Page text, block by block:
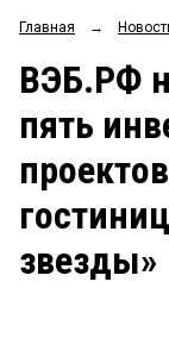
ОБЩЕСТВО
ЗАКОН
СТИЛЬ ЖИЗНИ
Главная →
ВЭБ.РФ
пять
звезды»